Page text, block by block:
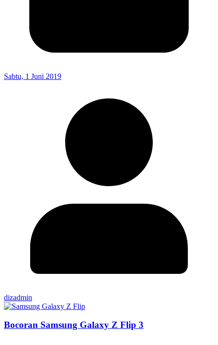
Sabtu, 1 Juni 2019
dizadmin
Bocoran Samsung Galaxy Z Flip 3